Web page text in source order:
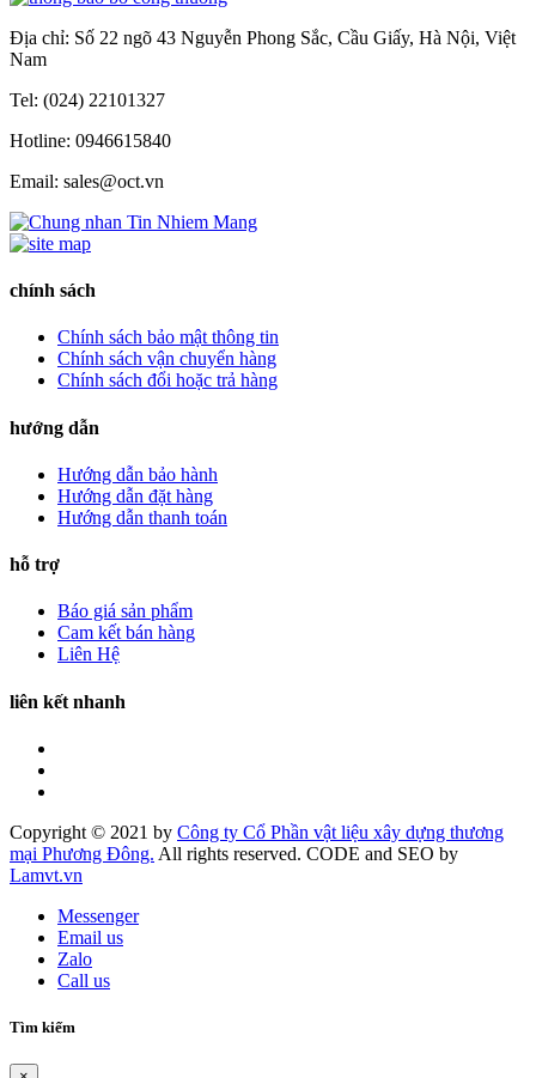
Địa chỉ: Số 22 ngõ 43 Nguyễn Phong Sắc, Cầu Giấy, Hà Nội, Việt
Nam
Tel: (024) 22101327
Hotline: 0946615840
Email: sales@oct.vn
chính sách
Chính sách bảo mật thông tin
Chính sách vận chuyển hàng
Chính sách đổi hoặc trả hàng
hướng dẫn
Hướng dẫn bảo hành
Hướng dẫn đặt hàng
Hướng dẫn thanh toán
hỗ trợ
Báo giá sản phẩm
Cam kết bán hàng
Liên Hệ
liên kết nhanh
Copyright © 2021 by Công ty Cổ Phần vật liệu xây dựng thương
mại Phương Đông. All rights reserved. CODE and SEO by
Lamvt.vn
Messenger
Email us
Zalo
Call us
Tìm kiếm